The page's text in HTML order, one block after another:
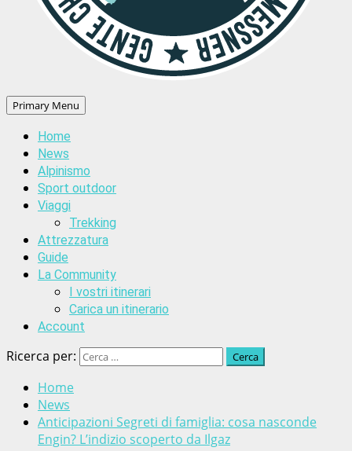
Primary Menu
Home
News
Alpinismo
Sport outdoor
Viaggi
Trekking
Attrezzatura
Guide
La Community
I vostri itinerari
Carica un itinerario
Account
Ricerca per:
Home
News
Anticipazioni Segreti di famiglia: cosa nasconde
Engin? L’indizio scoperto da Ilgaz